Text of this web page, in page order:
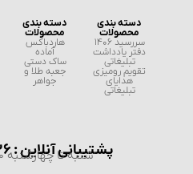
دسته بندی
محصولات
سررسید 1406
دفتر یادداشت
تبلیغاتی
تقویم رومیزی
هدایای
تبلیغاتی
دسته بندی
محصولات
هاردباکس
آماده
ساک دستی
جعبه طلا و
جواهر
پشتیبانی آنلاین : 9542026 - 0903
شنبه تا چهارشنبه 09:00 الی 18:00